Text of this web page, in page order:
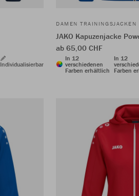
Individualisierbar
DAMEN TRAININGSJACKEN
JAKO Kapuzenjacke
ab 65,00 CHF
In 12
verschiedenen
Farben erhältlich
In 12
Farben